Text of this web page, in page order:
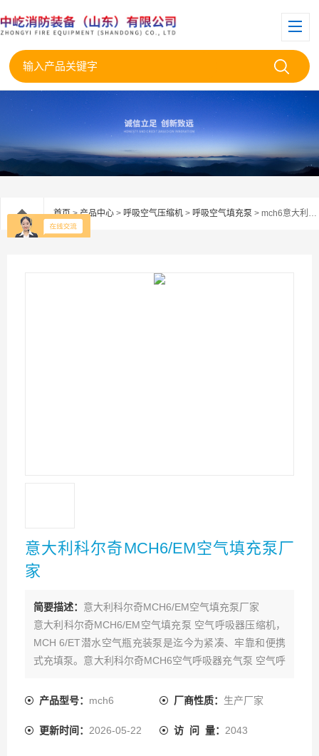
首页>产品中心 > 呼吸空气压缩机 > 呼吸空气填充泵 > mch6意大利科尔奇MCH6/EM空气填充泵厂家
意大利科尔奇MCH6/EM空气填充泵厂
家
简要描述： 意大利科尔奇MCH6/EM空气填充泵厂家
意大利科尔奇MCH6/EM空气填充泵 空气呼吸器压缩机，
MCH 6/ET潜水空气瓶充装泵是迄今为紧凑、牢靠和便携
式充填泵。意大利科尔奇MCH6空气呼吸器充气泵 空气呼
打压泵 高压泵适用于对重量和空间要求较高的领域（如潜
瓶充装泵经济的运行费用
产品型号： mch6 厂商性质： 生产厂家
更新时间： 2026-05-22 访 问 量： 2043